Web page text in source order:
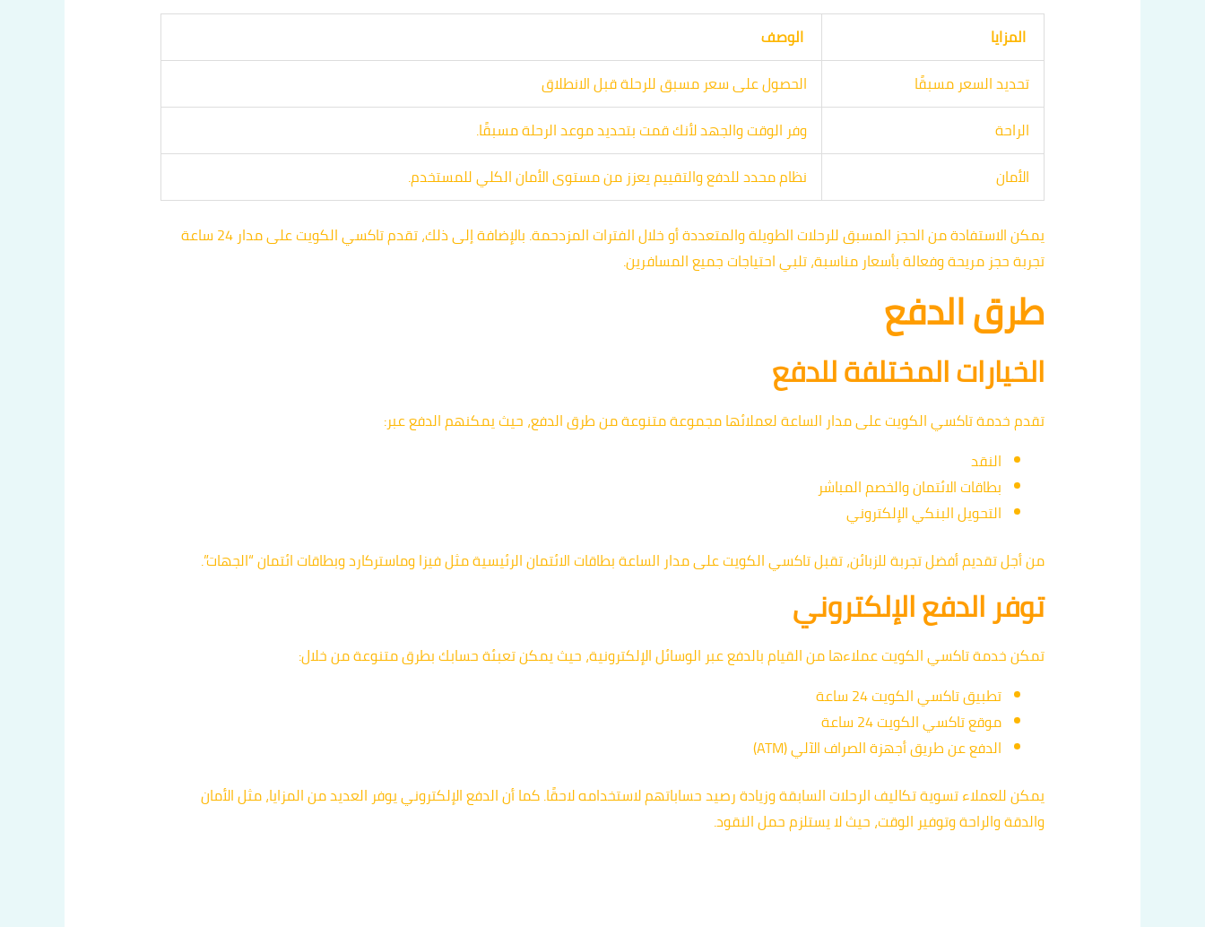
المزايا
الوصف
تحديد السعر مسبقًا
الحصول على سعر مسبق للرحلة قبل الانطلاق
الراحة
وفر الوقت والجهد لأنك قمت بتحديد موعد الرحلة مسبقًا.
الأمان
نظام محدد للدفع والتقييم يعزز من مستوى الأمان الكلي للمستخدم.
يمكن الاستفادة من الحجز المسبق للرحلات الطويلة والمتعددة أو خلال الفترات المزدحمة. بالإضافة إلى ذلك، تقدم تاكسي الكويت على مدار 24 ساعة
تجربة حجز مريحة وفعالة بأسعار مناسبة، تلبي احتياجات جميع المسافرين.
طرق الدفع
الخيارات المختلفة للدفع
تقدم خدمة تاكسي الكويت على مدار الساعة لعملائها مجموعة متنوعة من طرق الدفع، حيث يمكنهم الدفع عبر:
النقد
بطاقات الائتمان والخصم المباشر
التحويل البنكي الإلكتروني
من أجل تقديم أفضل تجربة للزبائن، تقبل تاكسي الكويت على مدار الساعة بطاقات الائتمان الرئيسية مثل فيزا وماستركارد وبطاقات ائتمان “الجهات”.
توفر الدفع الإلكتروني
تمكن خدمة تاكسي الكويت عملاءها من القيام بالدفع عبر الوسائل الإلكترونية، حيث يمكن تعبئة حسابك بطرق متنوعة من خلال:
تطبيق تاكسي الكويت 24 ساعة
موقع تاكسي الكويت 24 ساعة
الدفع عن طريق أجهزة الصراف الآلي (ATM)
يمكن للعملاء تسوية تكاليف الرحلات السابقة وزيادة رصيد حساباتهم لاستخدامه لاحقًا. كما أن الدفع الإلكتروني يوفر العديد من المزايا، مثل الأمان
والدقة والراحة وتوفير الوقت، حيث لا يستلزم حمل النقود.